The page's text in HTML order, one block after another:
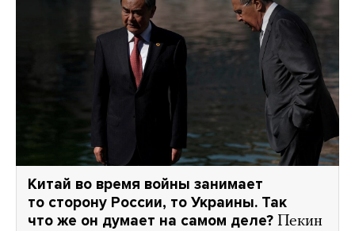
Китай во время войны занимает
то сторону России, то Украины. Так
что же он думает на самом деле? Пекин